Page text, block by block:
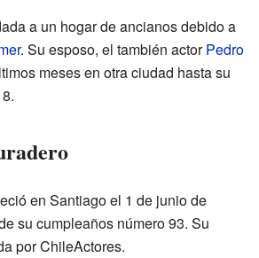
a un hogar de ancianos debido a
. Su esposo, el también actorPedro
meses en otra ciudad hasta su
en Santiago el 1 de junio de
su cumpleaños número 93. Su
por ChileActores.